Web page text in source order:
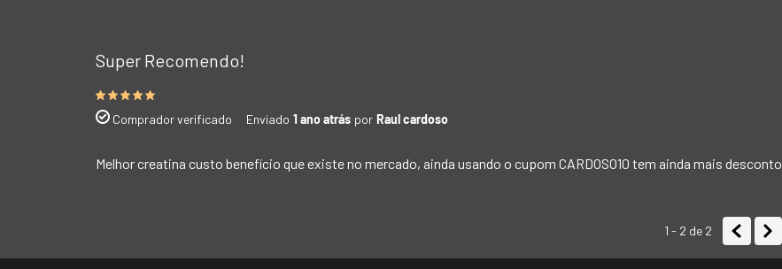
Super Recomendo!
Comprador verificado Enviado 1 ano atrás por Raul cardoso
Melhor creatina custo benefício que existe no mercado, ainda usando o cupom CARDOSO10 tem ainda mais desconto
1 - 2 de 2